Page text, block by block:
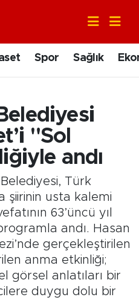
Spor Sağlık
"Sol
andı
Türk
şiirinin usta kalemi
63’üncü yıl
andı. Hasan
gerçekleştirilen
anma etkinliği;
görsel anlatıları bir
duygu dolu bir
ve Fikstür